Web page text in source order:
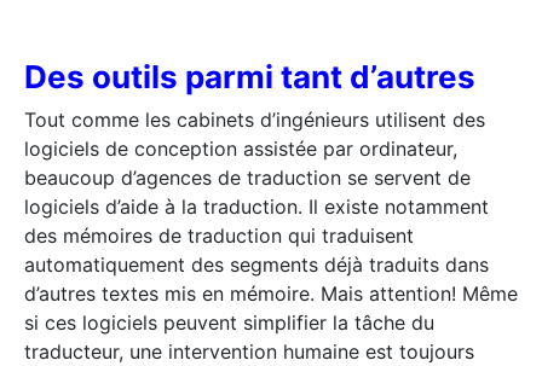
Des outils parmi tant d’autres
Tout comme les cabinets d’ingénieurs utilisent des
logiciels de conception assistée par ordinateur,
beaucoup d’agences de traduction se servent de
logiciels d’aide à la traduction. Il existe notamment
des mémoires de traduction qui traduisent
automatiquement des segments déjà traduits dans
d’autres textes mis en mémoire. Mais attention! Même
si ces logiciels peuvent simplifier la tâche du
traducteur, une intervention humaine est toujours